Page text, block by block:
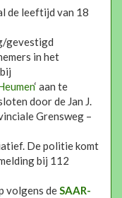
de leeftijd van 18
gevestigd
in het
‘ aan te
door de Jan J.
Grensweg –
De politie komt
bij 112
volgens deSAAR-